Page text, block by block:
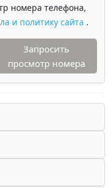
номера телефона,
и политику сайта .
Запросить
просмотр номера